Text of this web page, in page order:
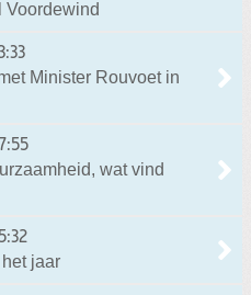
Voordewind
Minister Rouvoet in
wat vind
jaar